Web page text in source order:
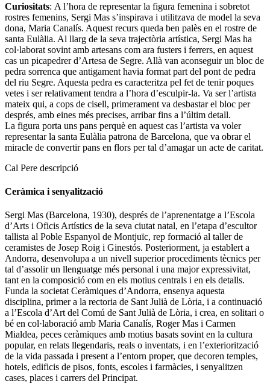
Curiositats: A l’hora de representar la figura femenina i sobretot
rostres femenins, Sergi Mas s’inspirava i utilitzava de model la seva
dona, Maria Canalís. Aquest recurs queda ben palès en el rostre de
santa Eulàlia. Al llarg de la seva trajectòria artística, Sergi Mas ha
col·laborat sovint amb artesans com ara fusters i ferrers, en aquest
cas un picapedrer d’Artesa de Segre. Allà van aconseguir un bloc de
pedra sorrenca que antigament havia format part del pont de pedra
del riu Segre. Aquesta pedra es caracteritza pel fet de tenir poques
vetes i ser relativament tendra a l’hora d’esculpir-la. Va ser l’artista
mateix qui, a cops de cisell, primerament va desbastar el bloc per
després, amb eines més precises, arribar fins a l’últim detall.
La figura porta uns pans perquè en aquest cas l’artista va voler
representar la santa Eulàlia patrona de Barcelona, que va obrar el
miracle de convertir pans en flors per tal d’amagar un acte de caritat.
Cal Pere descripció
Ceràmica i senyalització
Sergi Mas (Barcelona, 1930), després de l’aprenentatge a l’Escola
d’Arts i Oficis Artístics de la seva ciutat natal, en l’etapa d’escultor
tallista al Poble Espanyol de Montjuïc, rep formació al taller de
ceramistes de Josep Roig i Ginestós. Posteriorment, ja establert a
Andorra, desenvolupa a un nivell superior procediments tècnics per
tal d’assolir un llenguatge més personal i una major expressivitat,
tant en la composició com en els motius centrals i en els detalls.
Funda la societat Ceràmiques d’Andorra, ensenya aquesta
disciplina, primer a la rectoria de Sant Julià de Lòria, i a continuació
a l’Escola d’Art del Comú de Sant Julià de Lòria, i crea, en solitari o
bé en col·laboració amb Maria Canalís, Roger Mas i Carmen
Mialdea, peces ceràmiques amb motius basats sovint en la cultura
popular, en relats llegendaris, reals o inventats, i en l’exteriorització
de la vida passada i present a l’entorn proper, que decoren temples,
hotels, edificis de pisos, fonts, escoles i farmàcies, i senyalitzen
cases, places i carrers del Principat.